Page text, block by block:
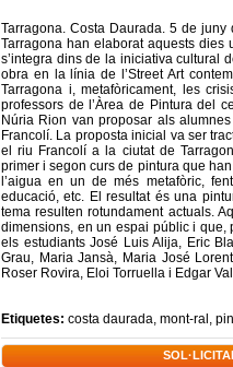
Tarragona. Costa Daurada. 5 de juny
Tarragona han elaborat aquests dies
s’integra dins de la iniciativa cultural
obra en la línia de l’Street Art
Tarragona i, metafòricament, les
professors de l’Àrea de Pintura del
Núria Rion van proposar als
Francolí. La proposta inicial va ser
el riu Francolí a la ciutat de
primer i segon curs de pintura que
l’aigua en un de més metafòric,
educació, etc. El resultat és una
tema resulten rotundament actuals.
dimensions, en un espai públic i que,
els estudiants José Luis Alija, Eric
Grau, Maria Jansà, Maria José
Roser Rovira, Eloi Torruella i Edgar
Etiquetes: costa daurada, mont-ral ,